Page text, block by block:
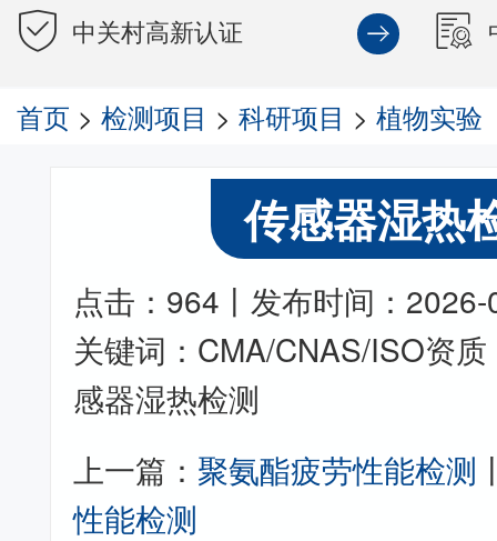
中关村高新认证
首页 > 检测项目 > 科研项目 > 植物实验
传感器湿热
点击：964丨发布时间：
关键词：CMA/CNAS/ISO资
感器湿热检测
上一篇： 聚氨酯疲劳性能检测
性能检测